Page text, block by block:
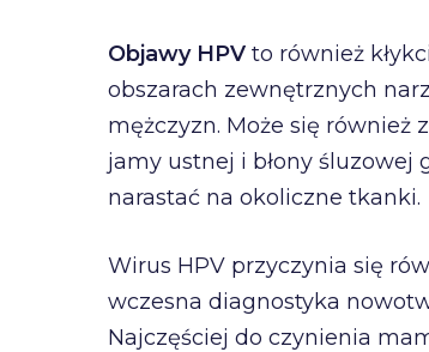
Objawy HPV to również
obszarach zewnętrznych
mężczyzn. Może się również
jamy ustnej i błony śluzowej
narastać na okoliczne tkanki.
Wirus HPV przyczynia się
wczesna diagnostyka
Najczęściej do czynienia